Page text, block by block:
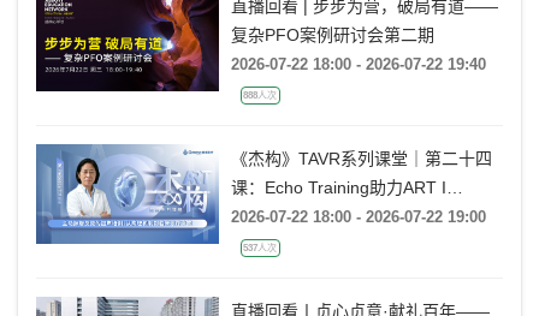
直播回看 | 步步为营，破局有道——
复杂PFO案例研讨会第二期
2026-07-22 18:00 - 2026-07-22 19:40
《杰构》TAVR系列课堂｜第二十四
课：Echo Training助力ART I
Rebecca T. Hahn教授《主动脉瓣反
疗决策》
2026-07-22 18:00 - 2026-07-22 19:00